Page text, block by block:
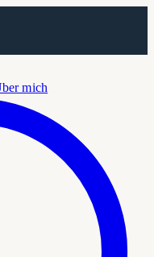
mich